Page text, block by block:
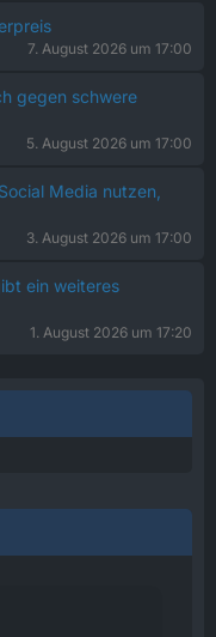
7. August 2026 um 17:00
gegen schwere
5. August 2026 um 17:00
Media nutzen,
3. August 2026 um 17:00
ein weiteres
1. August 2026 um 17:20